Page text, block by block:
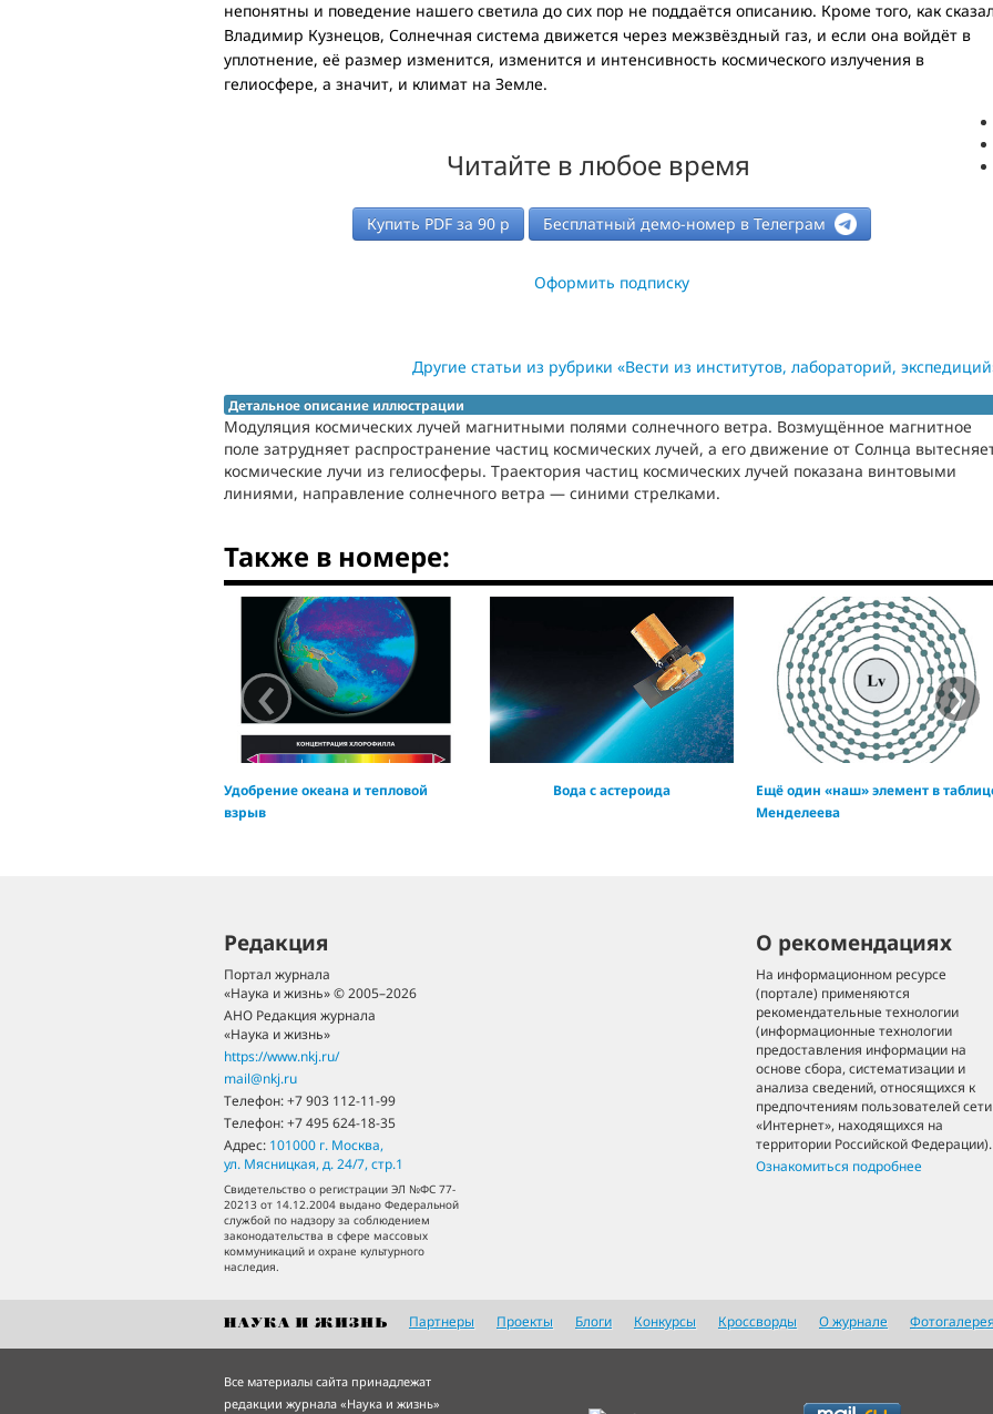
непонятны и поведение нашего светила до сих пор не поддаётся описанию. Кроме того, как
Владимир Кузнецов, Солнечная система движется через межзвёздный газ, и если она войдёт в
уплотнение, её размер изменится, изменится и интенсивность космического излучения в
гелиосфере, а значит, и климат на Земле.
Читайте в любое время
Купить PDF за90 р Бесплатный демо-номер в Телеграм
Оформить подписку
Другие статьи из рубрики «Вести из институтов, лабораторий,
Детальное описание иллюстрации
Модуляция космических лучей магнитными полями солнечного ветра. Возмущённое магнитное
поле затрудняет распространение частиц космических лучей, а его движение от Солнца
космические лучи из гелиосферы. Траектория частиц космических лучей показана винтовыми
линиями, направление солнечного ветра — синими стрелками.
Также в номере:
Удобрение океана и тепловой
взрыв
Вода с астероида
Ещё один «наш» элемент в
Менделеева
‹ ›
Редакция
Портал журнала
«Наука и жизнь» © 2005–2026
АНО Редакция журнала
«Наука и жизнь»
https://www.nkj.ru/
mail@nkj.ru
Телефон:+7 903 112-11-99
Телефон:+7 495 624-18-35
Адрес: 101000 г. Москва,
ул. Мясницкая, д. 24/7, стр.1
Свидетельство о регистрации ЭЛ №ФС 77-
20213 от 14.12.2004 выдано Федеральной
службой по надзору за соблюдением
законодательства в сфере массовых
коммуникаций и охране культурного
наследия.
О рекомендациях
На информационном ресурсе
(портале) применяются
рекомендательные технологии
(информационные технологии
предоставления информации на
основе сбора, систематизации и
анализа сведений, относящихся к
предпочтениям пользователей сети
«Интернет», находящихся на
территории Российской Федерации).
Ознакомиться подробнее
Партнеры Проекты Блоги Конкурсы Кроссворды О журнале
Все материалы сайта принадлежат
редакции журнала «Наука и жизнь»